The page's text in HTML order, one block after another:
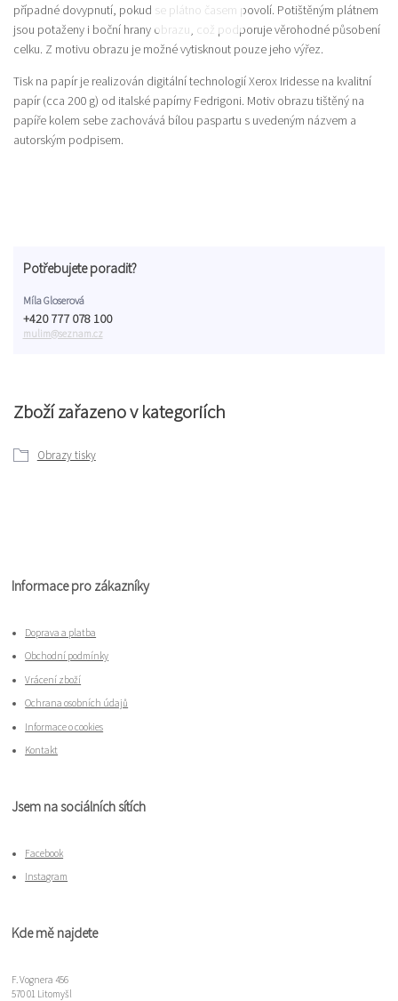
případné dovypnutí, pokud se plátno časem povolí. Potištěným plátnem
jsou potaženy i boční hrany obrazu, což podporuje věrohodné působení
celku. Z motivu obrazu je možné vytisknout pouze jeho výřez.
Tisk na papír je realizován digitální technologií Xerox Iridesse na kvalitní
papír (cca 200 g) od italské papírny Fedrigoni. Motiv obrazu tištěný na
papíře kolem sebe zachovává bílou paspartu s uvedeným názvem a
autorským podpisem.
Zboží zařazeno v kategoriích
Obrazy tisky
Potřebujete poradit?
Míla Gloserová
+420 777 078 100
mulim@seznam.cz
Informace pro zákazníky
Doprava a platba
Obchodní podmínky
Vrácení zboží
Ochrana osobních údajů
Informace o cookies
Kontakt
Jsem na sociálních sítích
Facebook
Instagram
Kde mě najdete
F. Vognera 456
570 01 Litomyšl